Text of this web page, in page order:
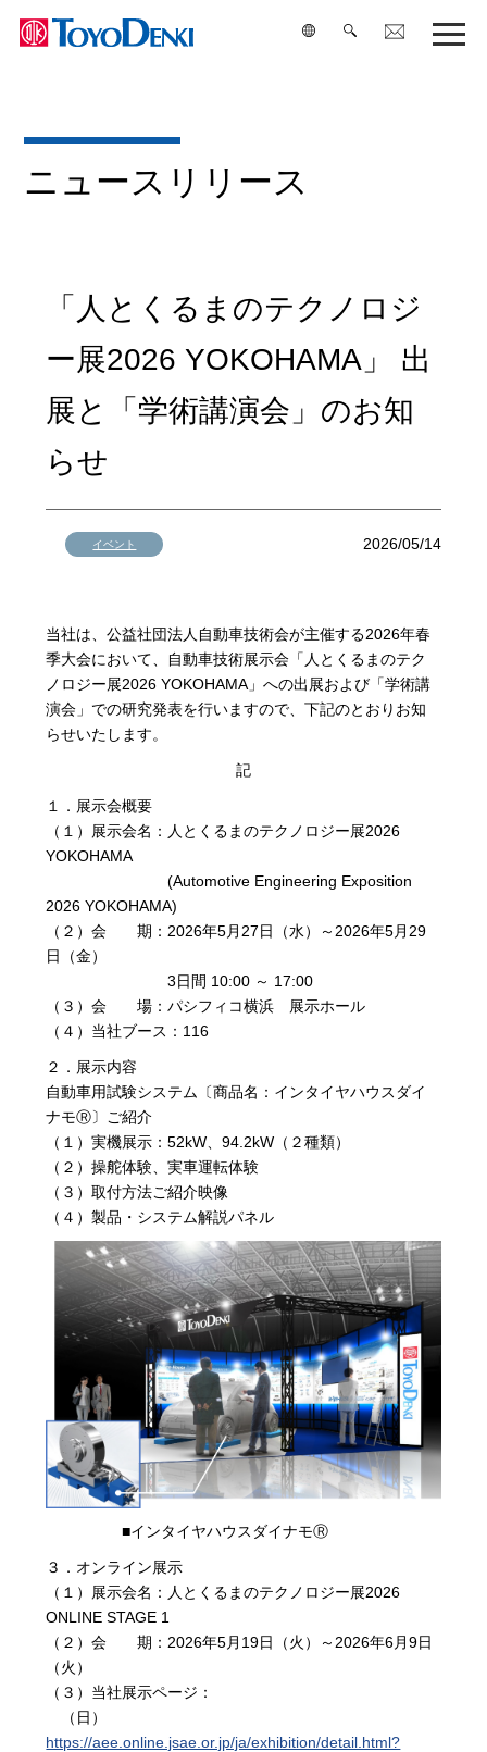
ニュースリリース
「人とくるまのテクノロジ
ー展2026 YOKOHAMA」 出
展と「学術講演会」のお知
らせ
イベント 2026/05/14
当社は、公益社団法人自動車技術会が主催する2026年春
季大会において、自動車技術展示会「人とくるまのテク
ノロジー展2026 YOKOHAMA」への出展および「学術講
演会」での研究発表を行いますので、下記のとおりお知
らせいたします。
記
１．展示会概要
（１）展示会名：人とくるまのテクノロジー展2026
YOKOHAMA
(Automotive Engineering Exposition
2026 YOKOHAMA)
（２）会 期：2026年5月27日（水）～2026年5月29
日（金）
3日間 10:00 ～ 17:00
（３）会 場：パシフィコ横浜 展示ホール
（４）当社ブース：116
２．展示内容
自動車用試験システム〔商品名：インタイヤハウスダイ
ナモⓇ〕ご紹介
（１）実機展示：52kW、94.2kW（２種類）
（２）操舵体験、実車運転体験
（３）取付方法ご紹介映像
（４）製品・システム解説パネル
■インタイヤハウスダイナモⓇ
３．オンライン展示
（１）展示会名：人とくるまのテクノロジー展2026
ONLINE STAGE 1
（２）会 期：2026年5月19日（火）～2026年6月9日
（火）
（３）当社展示ページ：
（日）
https://aee.online.jsae.or.jp/ja/exhibition/detail.html?